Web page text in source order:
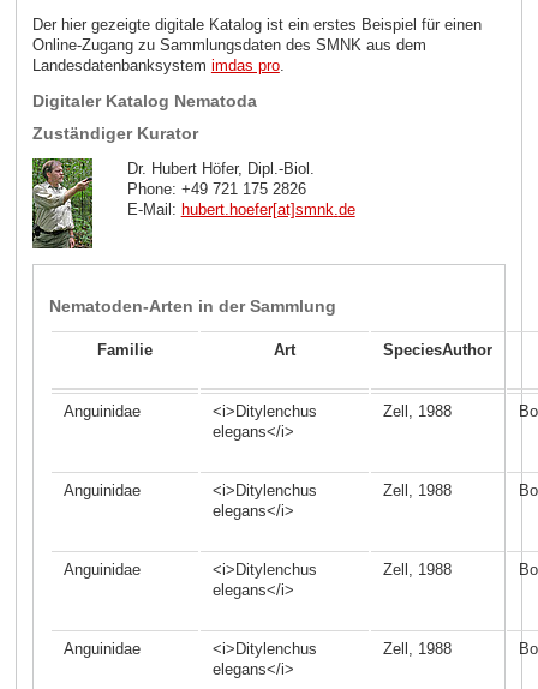
Der hier gezeigte digitale Katalog ist ein erstes Beispiel für einen
Online-Zugang zu Sammlungsdaten des SMNK aus dem
Landesdatenbanksystem imdas pro.
Digitaler Katalog Nematoda
Zuständiger Kurator
Dr. Hubert Höfer, Dipl.-Biol.
Phone: +49 721 175 2826
E-Mail: hubert.hoefer[at]smnk.de
Nematoden-Arten in der Sammlung
Familie Art SpeciesAuthor
Anguinidae
<i>Ditylenchus
elegans</i>
Zell, 1988
Anguinidae
<i>Ditylenchus
elegans</i>
Zell, 1988
Anguinidae
<i>Ditylenchus
elegans</i>
Zell, 1988
Anguinidae
<i>Ditylenchus
elegans</i>
Zell, 1988